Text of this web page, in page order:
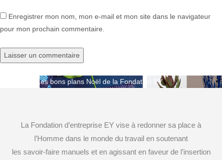
Enregistrer mon nom, mon e-mail et mon site dans le navigateur
pour mon prochain commentaire.
Navigation
l’article
Les bons plans Noël de la Fondation EY
La Fondation d’entreprise EY vise à redonner sa place à
l’Homme dans le monde du travail en soutenant
les savoir-faire manuels et en agissant en faveur de l’insertion